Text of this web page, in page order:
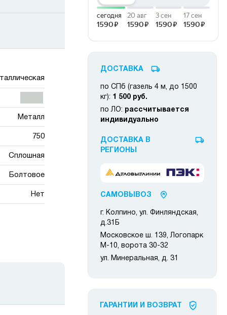
Металл
750
Сплошная
Болтовое
Нет
ДОСТАВКА
по СПб (газель 4 м, до 1500
кг): 1 500 руб.
по ЛО: рассчитывается
индивидуально
ДОСТАВКА В
РЕГИОНЫ
САМОВЫВОЗ
г. Колпино, ул. Финляндская,
д.31Б
Московское ш. 139, Логопарк
М-10, ворота 30-32
ул. Минеральная, д. 31
ГАРАНТИИ И ВОЗВРАТ